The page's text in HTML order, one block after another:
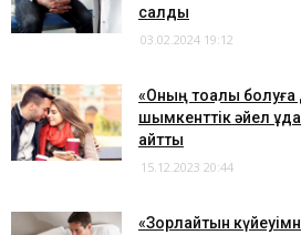
салды
03.02.2024 19:12
​«Оның тоқалы
шымкенттік әйел
айтты
15.12.2023 20:44
​«Зорлайтын